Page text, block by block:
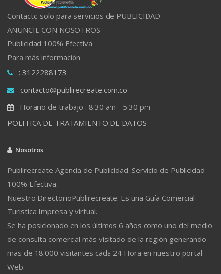
Contacto solo para servicios de PUBLICIDAD
ANUNCIE CON NOSOTROS
Publicidad 100% Efectiva
Para más información
: 3122288173
contacto@publirecreate.com.co
Horario de trabajo : 8:30 am - 5:30 pm
POLITICA DE TRATAMIENTO DE DATOS
Nosotros
Publirecreate Agencia de Publicidad .Servicio de Publicidad
100% Efectiva.
Nuestro DirectorioPublirecreate. Es una Guía Comercial -
Turistica Impresa y virtual.
Se ha posicionado en los últimos 6 años como uno del medio
de consulta comercial más visitado de la región generando
mas de 18.000 visitantes cada 24 Hora en nuestro portal
Web.